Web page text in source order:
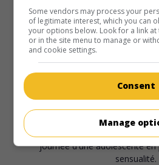
Les
V.O.: I Dolci
It. 1960. Drame psychologiquede
journée d'une adolescente en
sensualité.
Some vendors may process your
of legitimate interest, which you can
your options below. Look for a link
or in the site menu to manage or
and cookie settings.
Consent
Manage